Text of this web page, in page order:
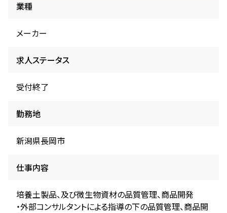
業種
メーカー
求人ステータス
受付終了
勤務地
新潟県長岡市
仕事内容
培養土製品、及び微生物資材の品質管理、商品開発
・外部コンサルタントによる指導の下の品質管理、商品開